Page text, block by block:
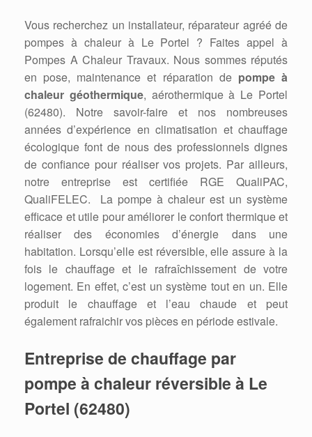
Vous recherchez un installateur, réparateur agréé de
pompes à chaleur à Le Portel ? Faites appel à
Pompes A Chaleur Travaux. Nous sommes réputés
en pose, maintenance et réparation de pompe à
chaleur géothermique, aérothermique à Le Portel
(62480). Notre savoir-faire et nos nombreuses
années d’expérience en climatisation et chauffage
écologique font de nous des professionnels dignes
de confiance pour réaliser vos projets. Par ailleurs,
notre entreprise est certifiée RGE QualiPAC,
QualiFELEC. La pompe à chaleur est un système
efficace et utile pour améliorer le confort thermique et
réaliser des économies d’énergie dans une
habitation. Lorsqu’elle est réversible, elle assure à la
fois le chauffage et le rafraîchissement de votre
logement. En effet, c’est un système tout en un. Elle
produit le chauffage et l’eau chaude et peut
également rafraichir vos pièces en période estivale.
Entreprise de chauffage par
pompe à chaleur réversible à Le
Portel (62480)